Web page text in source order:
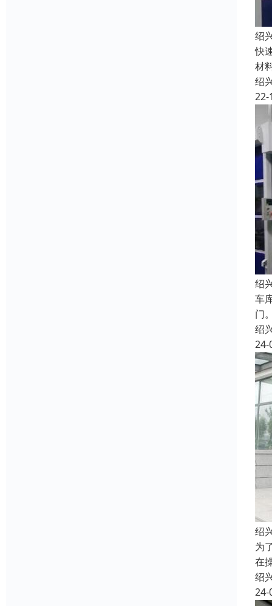
绍
快
材
绍
22-
绍
车
门
绍
24-
绍
为
在
绍
24-